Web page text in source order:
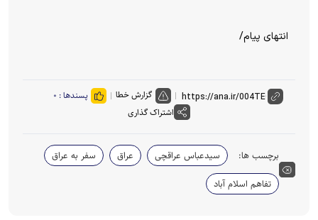
انتهای پیام/
گزارش خطا پسندها : ۰
اشتراک گذاری
برچسب ها: سیدعباس عراقچی عراق
سفر به عراق
تفاهم اسلام آباد